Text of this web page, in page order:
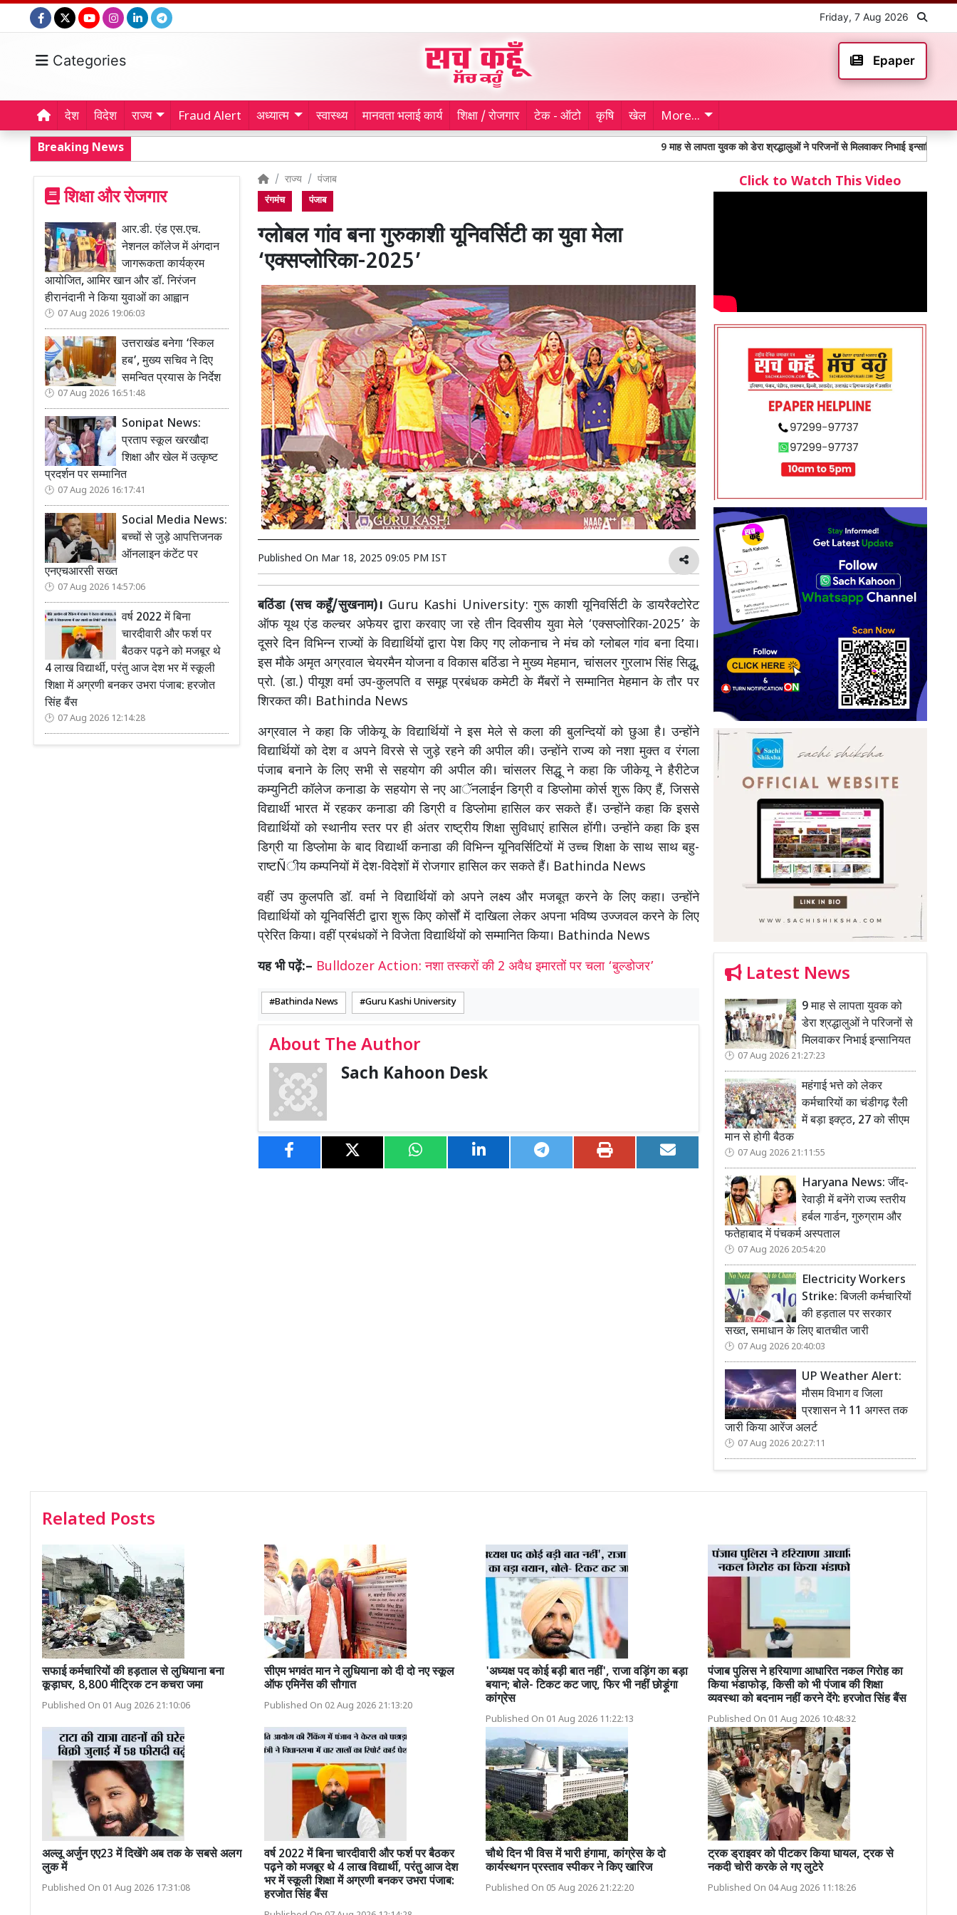
Friday, 7 Aug 2026
Categories Epaper
देश विदेश राज्य Fraud Alert अध्यात्म स्वास्थ्य मानवता भलाई कार्य शिक्षा / रोजगार टेक - ऑटो कृषि खेल More...
Breaking News 9 माह से लापता युवक को डेरा श्रद्धालुओं ने परिजनों से मिलवाकर निभाई इन्सानियत
शिक्षा और रोजगार
आर.डी. एंड एस.एच.
नेशनल कॉलेज में अंगदान
जागरूकता कार्यक्रम
आयोजित, आमिर खान और डॉ. निरंजन
हीरानंदानी ने किया युवाओं का आह्वान
07 Aug 2026 19:06:03
उत्तराखंड बनेगा ‘स्किल
हब’, मुख्य सचिव ने दिए
समन्वित प्रयास के निर्देश
07 Aug 2026 16:51:48
Sonipat News:
प्रताप स्कूल खरखौदा
शिक्षा और खेल में उत्कृष्ट
प्रदर्शन पर सम्मानित
07 Aug 2026 16:17:41
Social Media News:
बच्चों से जुड़े आपत्तिजनक
ऑनलाइन कंटेंट पर
एनएचआरसी सख्त
07 Aug 2026 14:57:06
वर्ष 2022 में बिना
चारदीवारी और फर्श पर
बैठकर पढ़ने को मजबूर थे
4 लाख विद्यार्थी, परंतु आज देश भर में स्कूली
शिक्षा में अग्रणी बनकर उभरा पंजाब: हरजोत
सिंह बैंस
07 Aug 2026 12:14:28
राज्य पंजाब
रंगमंच पंजाब
ग्लोबल गांव बना गुरुकाशी यूनिवर्सिटी का युवा मेला
‘एक्सप्लोरिका-2025’
Published On Mar 18, 2025 09:05 PM IST
बठिंडा (सच कहूँ/सुखनाम)। Guru Kashi University: गुरू काशी यूनिवर्सिटी के डायरैक्टोरेट
ऑफ यूथ एंड कल्चर अफेयर द्वारा करवाए जा रहे तीन दिवसीय युवा मेले ‘एक्सप्लोरिका-2025’ के
दूसरे दिन विभिन्न राज्यों के विद्यार्थियों द्वारा पेश किए गए लोकनाच ने मंच को ग्लोबल गांव बना दिया।
इस मौके अमृत अग्रवाल चेयरमैन योजना व विकास बठिंडा ने मुख्य मेहमान, चांसलर गुरलाभ सिंह सिद्धू,
प्रो. (डा.) पीयूश वर्मा उप-कुलपति व समूह प्रबंधक कमेटी के मैंबरों ने सम्मानित मेहमान के तौर पर
शिरकत की। Bathinda News
अग्रवाल ने कहा कि जीकेयू के विद्यार्थियों ने इस मेले से कला की बुलन्दियों को छुआ है। उन्होंने
विद्यार्थियों को देश व अपने विरसे से जुड़े रहने की अपील की। उन्होंने राज्य को नशा मुक्त व रंगला
पंजाब बनाने के लिए सभी से सहयोग की अपील की। चांसलर सिद्धू ने कहा कि जीकेयू ने हैरीटेज
कम्युनिटी कॉलेज कनाडा के सहयोग से नए आॅनलाईन डिग्री व डिप्लोमा कोर्स शुरू किए हैं, जिससे
विद्यार्थी भारत में रहकर कनाडा की डिग्री व डिप्लोमा हासिल कर सकते हैं। उन्होंने कहा कि इससे
विद्यार्थियों को स्थानीय स्तर पर ही अंतर राष्ट्रीय शिक्षा सुविधाएं हासिल होंगी। उन्होंने कहा कि इस
डिग्री या डिप्लोमा के बाद विद्यार्थी कनाडा की विभिन्न यूनिवर्सिटियों में उच्च शिक्षा के साथ साथ बहु-
राष्टÑीय कम्पनियों में देश-विदेशोंं में रोजगार हासिल कर सकते हैं। Bathinda News
वहीं उप कुलपति डॉ. वर्मा ने विद्यार्थियों को अपने लक्ष्य और मजबूत करने के लिए कहा। उन्होंने
विद्यार्थियों को यूनिवर्सिटी द्वारा शुरू किए कोर्सों में दाखिला लेकर अपना भविष्य उज्जवल करने के लिए
प्रेरित किया। वहीं प्रबंधकों ने विजेता विद्यार्थियों को सम्मानित किया। Bathinda News
यह भी पढ़ें:– Bulldozer Action: नशा तस्करों की 2 अवैध इमारतों पर चला ‘बुल्डोजर’
Bathinda News Guru Kashi University
About The Author
Sach Kahoon Desk
Click to Watch This Video
Latest News
9 माह से लापता युवक को
डेरा श्रद्धालुओं ने परिजनों से
मिलवाकर निभाई इन्सानियत
07 Aug 2026 21:27:23
महंगाई भत्ते को लेकर
कर्मचारियों का चंडीगढ़ रैली
में बड़ा इक्ट्ठ, 27 को सीएम
मान से होगी बैठक
07 Aug 2026 21:11:55
Haryana News: जींद-
रेवाड़ी में बनेंगे राज्य स्तरीय
हर्बल गार्डन, गुरुग्राम और
फतेहाबाद में पंचकर्म अस्पताल
07 Aug 2026 20:54:20
Electricity Workers
Strike: बिजली कर्मचारियों
की हड़ताल पर सरकार
सख्त, समाधान के लिए बातचीत जारी
07 Aug 2026 20:40:03
UP Weather Alert:
मौसम विभाग व जिला
प्रशासन ने 11 अगस्त तक
जारी किया आरेंज अलर्ट
07 Aug 2026 20:27:11
Related Posts
सफाई कर्मचारियों की हड़ताल से लुधियाना बना
कूड़ाघर, 8,800 मीट्रिक टन कचरा जमा
Published On 01 Aug 2026 21:10:06
सीएम भगवंत मान ने लुधियाना को दी दो नए स्कूल
ऑफ एमिनेंस की सौगात
Published On 02 Aug 2026 21:13:20
'अध्यक्ष पद कोई बड़ी बात नहीं', राजा वड़िंग का बड़ा
बयान; बोले- टिकट कट जाए, फिर भी नहीं छोड़ूंगा
कांग्रेस
Published On 01 Aug 2026 11:22:13
पंजाब पुलिस ने हरियाणा आधारित नकल गिरोह का
किया भंडाफोड़, किसी को भी पंजाब की शिक्षा
व्यवस्था को बदनाम नहीं करने देंगे: हरजोत सिंह बैंस
Published On 01 Aug 2026 10:48:32
अल्लू अर्जुन एए23 में दिखेंगे अब तक के सबसे अलग
लुक में
Published On 01 Aug 2026 17:31:08
वर्ष 2022 में बिना चारदीवारी और फर्श पर बैठकर
पढ़ने को मजबूर थे 4 लाख विद्यार्थी, परंतु आज देश
भर में स्कूली शिक्षा में अग्रणी बनकर उभरा पंजाब:
हरजोत सिंह बैंस
चौथे दिन भी विस में भारी हंगामा, कांग्रेस के दो
कार्यस्थगन प्रस्ताव स्पीकर ने किए खारिज
Published On 05 Aug 2026 21:22:20
ट्रक ड्राइवर को पीटकर किया घायल, ट्रक से
नकदी चोरी करके ले गए लुटेरे
Published On 04 Aug 2026 11:18:26